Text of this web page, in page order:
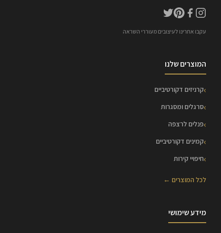
עקבו אחרינו לעיצובים מעוררי השראה
המוצרים שלנו
קרניזים דקורטיביים
סרגלים ומסגרות
פנלים לרצפה
קמינים דקורטיביים
חיפויי קירות
לכל המוצרים ←
מידע שימושי